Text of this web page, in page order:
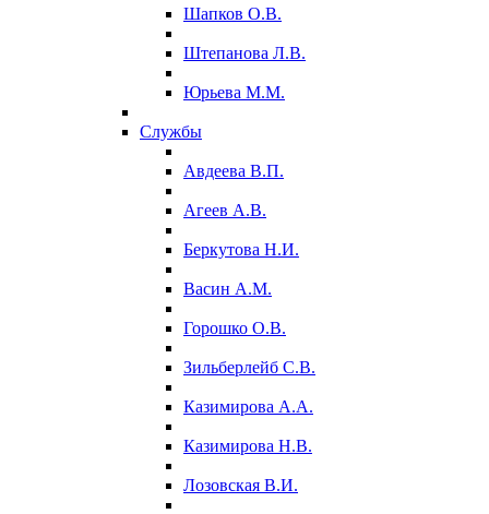
Шапков О.В.
Штепанова Л.В.
Юрьева М.М.
Службы
Авдеева В.П.
Агеев А.В.
Беркутова Н.И.
Васин А.М.
Горошко О.В.
Зильберлейб С.В.
Казимирова А.А.
Казимирова Н.В.
Лозовская В.И.